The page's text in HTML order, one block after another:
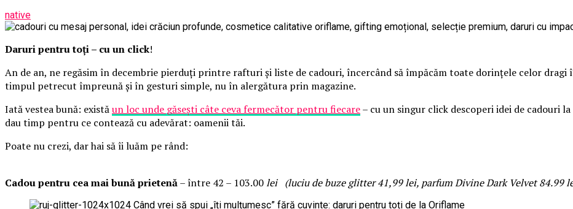
native
Daruri pentru toți – cu un click!
An de an, ne regăsim în decembrie pierduți printre rafturi și liste de cadouri, încercând să împăcăm toate dorințele celor
timpul petrecut împreună și în gesturi simple, nu în alergătura prin magazine.
Iată vestea bună: existăun loc unde găsești câte ceva fermecător pentru fiecare– cu un singur click descoperi idei de cadouri
dau timp pentru ce contează cu adevărat: oamenii tăi.
Poate nu crezi, dar hai să îi luăm pe rând:
Cadou pentru cea mai bună prietenă– între 42 – 103.00lei (luciu de buze glitter 41,99 lei, parfum Divine Dark Velvet 84.99